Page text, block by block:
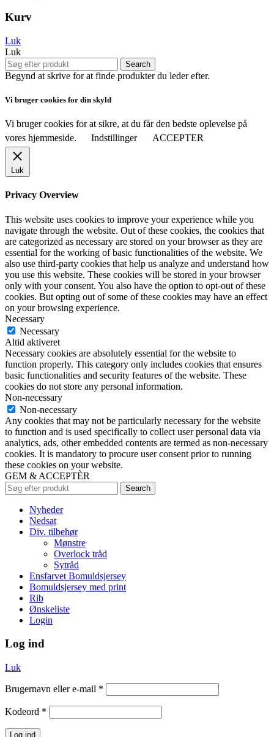
Kurv
Luk
Luk
Search
Begynd at skrive for at finde produkter du leder efter.
Vi bruger cookies for din skyld
Vi bruger cookies for at sikre, at du får den bedste oplevelse på
vores hjemmeside.
Indstillinger ACCEPTER
Luk
Privacy Overview
This website uses cookies to improve your experience while you
navigate through the website. Out of these cookies, the cookies that
are categorized as necessary are stored on your browser as they are
essential for the working of basic functionalities of the website. We
also use third-party cookies that help us analyze and understand how
you use this website. These cookies will be stored in your browser
only with your consent. You also have the option to opt-out of these
cookies. But opting out of some of these cookies may have an effect
on your browsing experience.
Necessary
Necessary
Altid aktiveret
Necessary cookies are absolutely essential for the website to
function properly. This category only includes cookies that ensures
basic functionalities and security features of the website. These
cookies do not store any personal information.
Non-necessary
Non-necessary
Any cookies that may not be particularly necessary for the website
to function and is used specifically to collect user personal data via
analytics, ads, other embedded contents are termed as non-necessary
cookies. It is mandatory to procure user consent prior to running
these cookies on your website.
GEM & ACCEPTÈR
Search
Nyheder
Nedsat
Div. tilbehør
Mønstre
Overlock tråd
Sytråd
Ensfarvet Bomuldsjersey
Bomuldsjersey med print
Rib
Ønskeliste
Login
Log ind
Luk
Brugernavn eller e-mail *
Kodeord *
Log ind